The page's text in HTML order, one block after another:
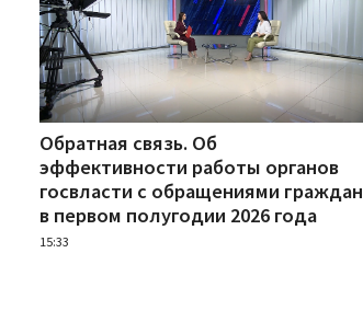
Обратная связь. Об
эффективности работы органов
госвласти с обращениями граждан
в первом полугодии 2026 года
15:33